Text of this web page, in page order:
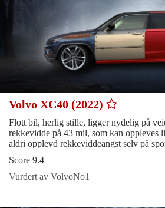
Volvo XC40 (2022)
Flott bil, herlig stille, ligger nydelig på
rekkevidde på 43 mil, som kan oppleves
aldri opplevd rekkeviddeangst selv på
Score 9.4
Vurdert av VolvoNo1